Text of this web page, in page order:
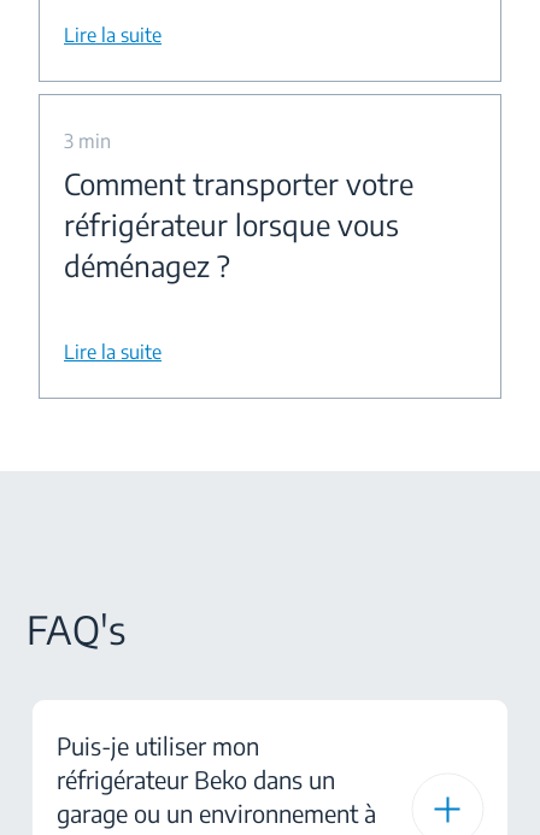
Lire la suite
3 min
Comment transporter votre
réfrigérateur lorsque vous
déménagez ?
Lire la suite
FAQ's
Puis-je utiliser mon
réfrigérateur Beko dans un
garage ou un environnement à